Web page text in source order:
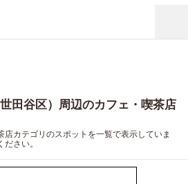
田谷区）周辺のカフェ・喫茶店
カテゴリのスポットを一覧で表示していま
さい。